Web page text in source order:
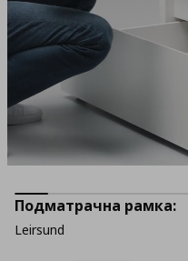
Подматрачна рамка:
Leirsund